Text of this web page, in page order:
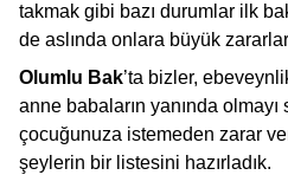
takmak gibi bazı durumlar ilk
de aslında onlara büyük
Olumlu Bak’ta bizler,
anne babaların yanında
çocuğunuza istemeden zarar
şeylerin bir listesini hazırladık.